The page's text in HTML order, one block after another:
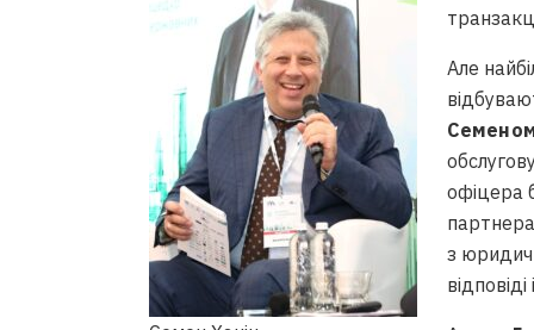
Але
офіцера
з